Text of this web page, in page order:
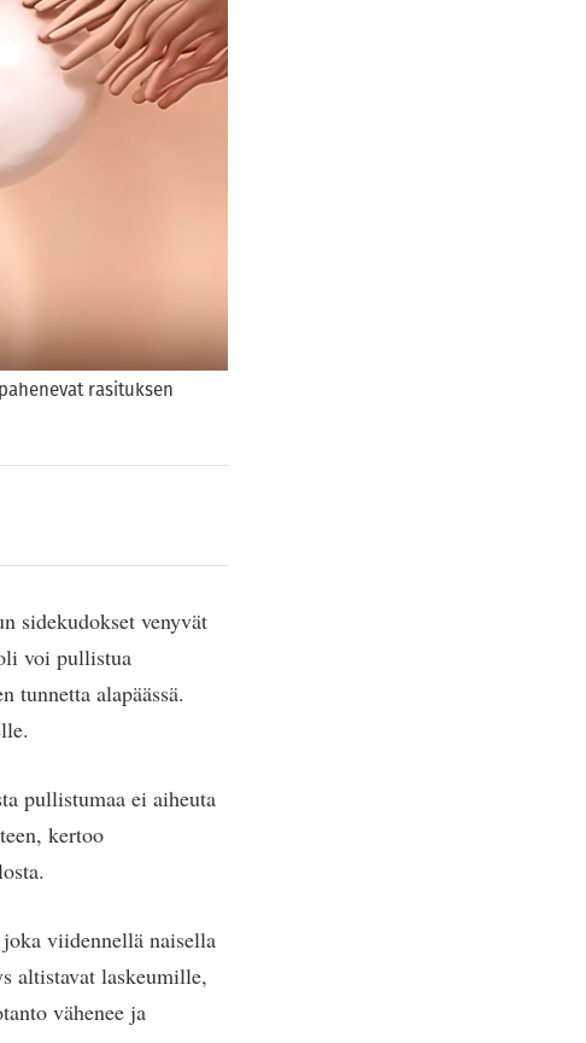
rasituksen
sidekudokset venyvät
voi pullistua
tunnetta alapäässä.
pullistumaa ei aiheuta
kertoo
viidennellä naisella
altistavat laskeumille,
vähenee ja